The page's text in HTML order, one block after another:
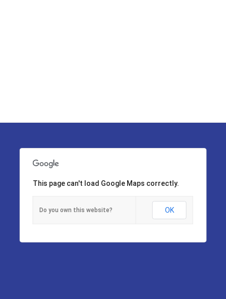
This page can't load Google Maps correctly.
Do you own this website? OK